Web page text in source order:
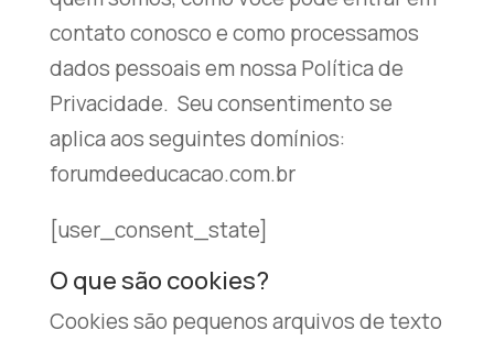
contato conosco e como processamos
dados pessoais em nossa Política de
Privacidade. Seu consentimento se
aplica aos seguintes domínios:
forumdeeducacao.com.br
[user_consent_state]
O que são cookies?
Cookies são pequenos arquivos de texto